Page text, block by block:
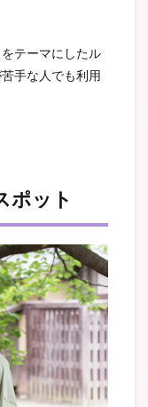
テーマにしたル
手な人でも利用
ポット